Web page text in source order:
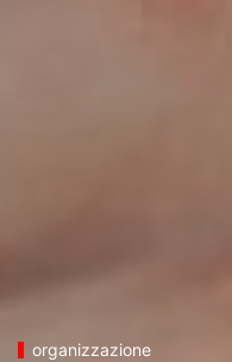
organizzazione